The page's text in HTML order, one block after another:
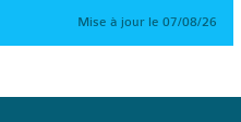
Mise à jour le 07/08/26